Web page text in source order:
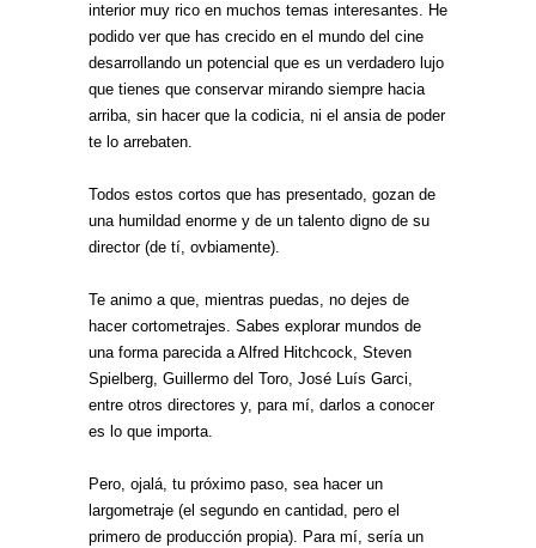
interior muy rico en muchos temas interesantes. He
podido ver que has crecido en el mundo del cine
desarrollando un potencial que es un verdadero lujo
que tienes que conservar mirando siempre hacia
arriba, sin hacer que la codicia, ni el ansia de poder
te lo arrebaten.
Todos estos cortos que has presentado, gozan de
una humildad enorme y de un talento digno de su
director (de tí, ovbiamente).
Te animo a que, mientras puedas, no dejes de
hacer cortometrajes. Sabes explorar mundos de
una forma parecida a Alfred Hitchcock, Steven
Spielberg, Guillermo del Toro, José Luís Garci,
entre otros directores y, para mí, darlos a conocer
es lo que importa.
Pero, ojalá, tu próximo paso, sea hacer un
largometraje (el segundo en cantidad, pero el
primero de producción propia). Para mí, sería un